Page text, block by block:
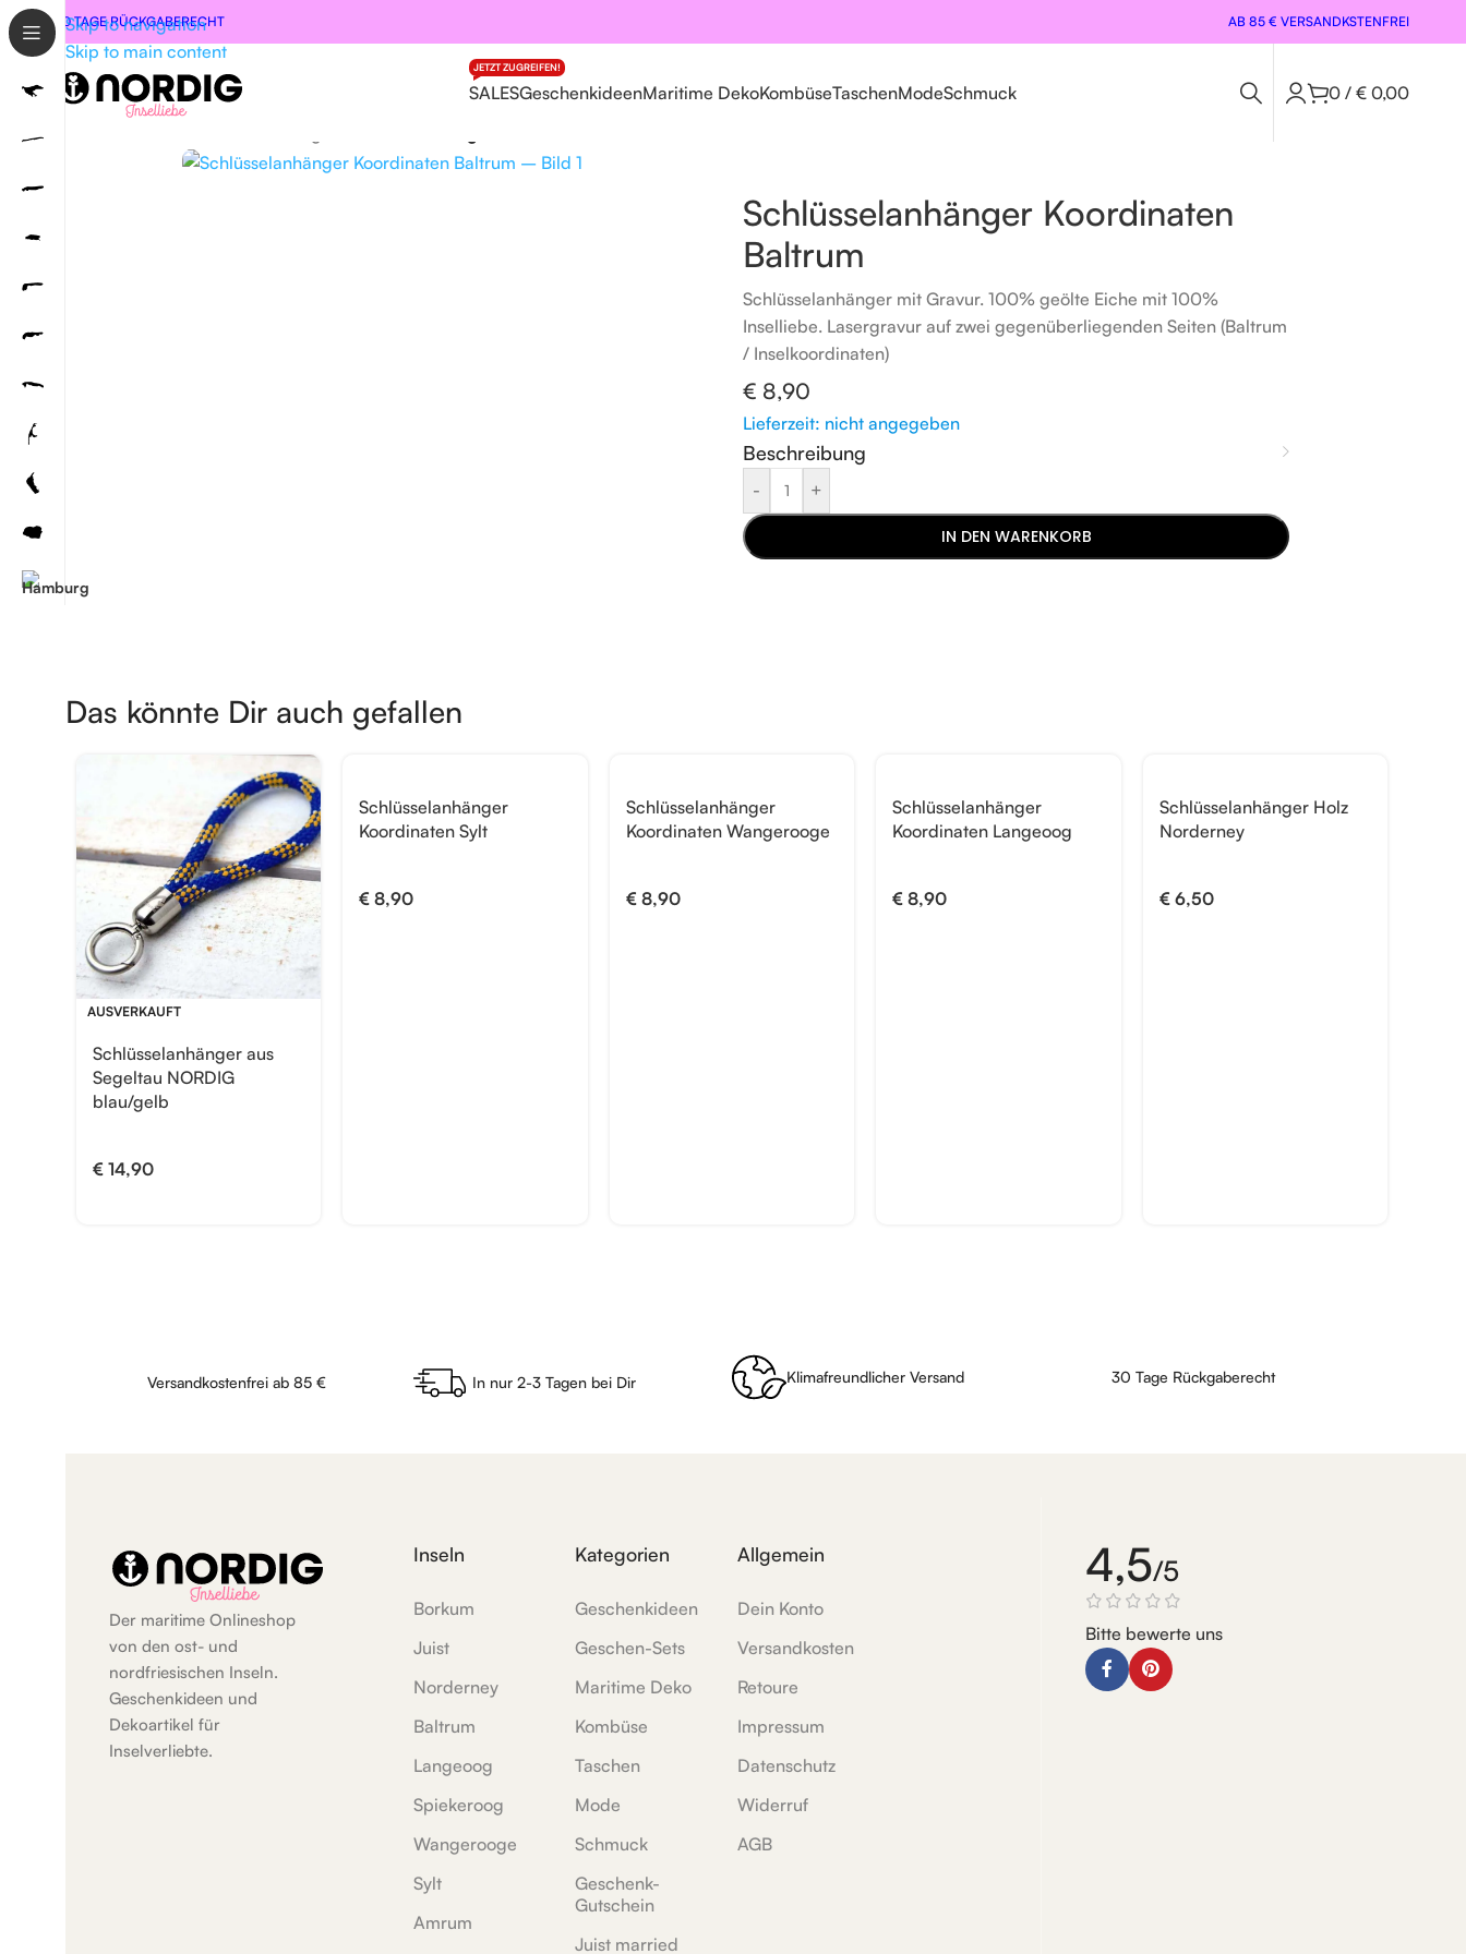
Skip to navigation
Skip to main content
30 TAGE RÜCKGABERECHT AB 85 € VERSANDKSTENFREI
SALES
JETZT ZUGREIFEN!
GeschenkideenMaritime DekoKombüseTaschenModeSchmuck 0 / € 0,00
Schlüsselanhänger Koordinaten
Baltrum
Schlüsselanhänger mit Gravur. 100% geölte Eiche mit 100%
Inselliebe. Lasergravur auf zwei gegenüberliegenden Seiten (Baltrum
/ Inselkoordinaten)
€ 8,90
Lieferzeit: nicht angegeben
Beschreibung
- +
IN DEN WARENKORB
Das könnte Dir auch gefallen
AUSVERKAUFT
Schlüsselanhänger aus
Segeltau NORDIG
blau/gelb
€ 14,90
Schlüsselanhänger
Koordinaten Sylt
€ 8,90
Schlüsselanhänger
Koordinaten Wangerooge
€8,90
Schlüsselanhänger
Koordinaten Langeoog
€ 8,90
Schlüsselanhänger Holz
Norderney
€6,50
Versandkostenfrei ab 85 € In nur 2-3 Tagen bei Dir Klimafreundlicher Versand 30 Tage Rückgaberecht
Der maritime Onlineshop
von den ost- und
nordfriesischen Inseln.
Geschenkideen und
Dekoartikel für
Inselverliebte.
Inseln
Borkum
Juist
Norderney
Baltrum
Langeoog
Spiekeroog
Wangerooge
Sylt
Amrum
Kategorien
Geschenkideen
Geschen-Sets
Maritime Deko
Kombüse
Taschen
Mode
Schmuck
Geschenk-
Gutschein
Juist married
Allgemein
Dein Konto
Versandkosten
Retoure
Impressum
Datenschutz
Widerruf
AGB
4,5/5
Bitte bewerte uns